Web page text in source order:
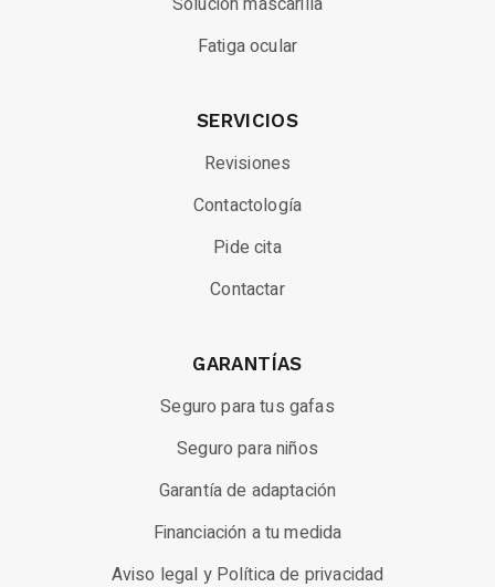
Fatiga ocular
SERVICIOS
Revisiones
Contactología
Pide cita
Contactar
GARANTÍAS
Seguro para tus gafas
Seguro para niños
Garantía de adaptación
Financiación a tu medida
Aviso legal y Política de privacidad